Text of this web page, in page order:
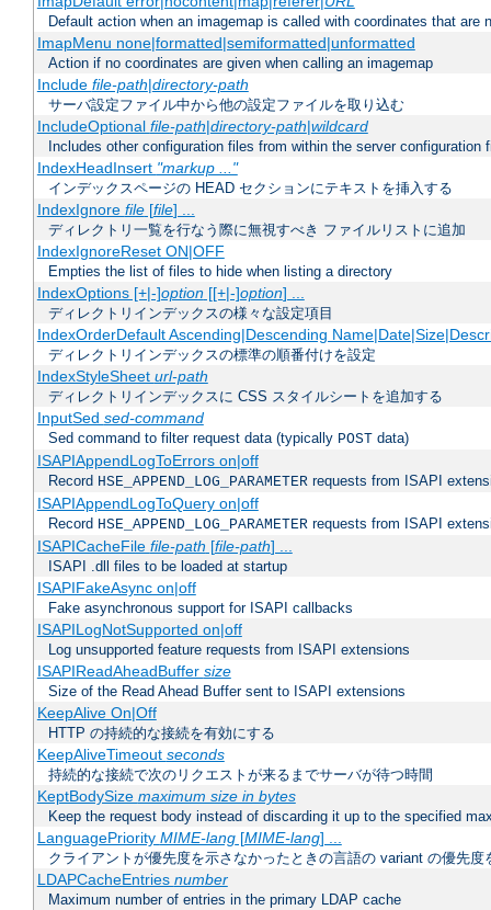
Default action when an imagemap is called with coordinates that are
ImapMenu none|formatted|semiformatted|unformatted
Action if no coordinates are given when calling an imagemap
Include file-path|directory-path
サーバ設定ファイル中から他の設定ファイルを取り込む
IncludeOptional file-path|directory-path|wildcard
Includes other configuration files from within the server configuration
IndexHeadInsert "markup ..."
インデックスページの HEAD セクションにテキストを挿入する
IndexIgnore file[file] ...
ディレクトリ一覧を行なう際に無視すべき ファイルリストに追加
IndexIgnoreReset ON|OFF
Empties the list of files to hide when listing a directory
IndexOptions [+|-]option[[+|-]option] ...
ディレクトリインデックスの様々な設定項目
IndexOrderDefault Ascending|Descending
ディレクトリインデックスの標準の順番付けを設定
IndexStyleSheet url-path
ディレクトリインデックスに CSS スタイルシートを追加する
InputSed sed-command
Sed command to filter request data (typically POST data)
ISAPIAppendLogToErrors on|off
Record HSE_APPEND_LOG_PARAMETER requests from ISAPI
ISAPIAppendLogToQuery on|off
Record HSE_APPEND_LOG_PARAMETER requests from ISAPI
ISAPICacheFile file-path [file-path] ...
ISAPI .dll files to be loaded at startup
ISAPIFakeAsync on|off
Fake asynchronous support for ISAPI callbacks
ISAPILogNotSupported on|off
Log unsupported feature requests from ISAPI extensions
ISAPIReadAheadBuffer size
Size of the Read Ahead Buffer sent to ISAPI extensions
KeepAlive On|Off
HTTP の持続的な接続を有効にする
KeepAliveTimeout seconds
持続的な接続で次のリクエストが来るまでサーバが待つ時間
KeptBodySize maximum size in bytes
Keep the request body instead of discarding it up to the specified
LanguagePriority MIME-lang[MIME-lang] ...
クライアントが優先度を示さなかったときの言語の variant の優先度
LDAPCacheEntries number
Maximum number of entries in the primary LDAP cache